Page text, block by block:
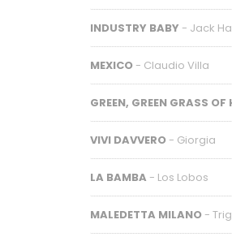
INDUSTRY BABY - Jack
MEXICO - Claudio Villa
GREEN, GREEN GRASS OF
VIVI DAVVERO - Giorgia
LA BAMBA - Los Lobos
MALEDETTA MILANO -